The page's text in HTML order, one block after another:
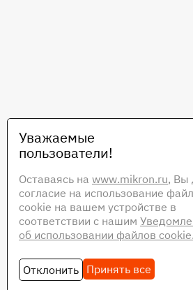
Уважаемые
пользователи!
Оставаясь на www.mikron.ru, Вы
согласие на использование
cookie на вашем устройстве в
соответствии с нашим
об использовании файлов cookie.
Отклонить Принять все